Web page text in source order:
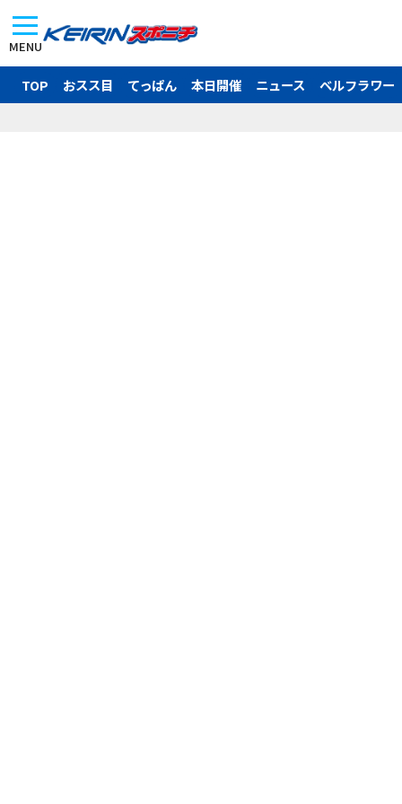
MENU
TOP おスス目 てっぱん 本日開催 ニュース ベルフラワー